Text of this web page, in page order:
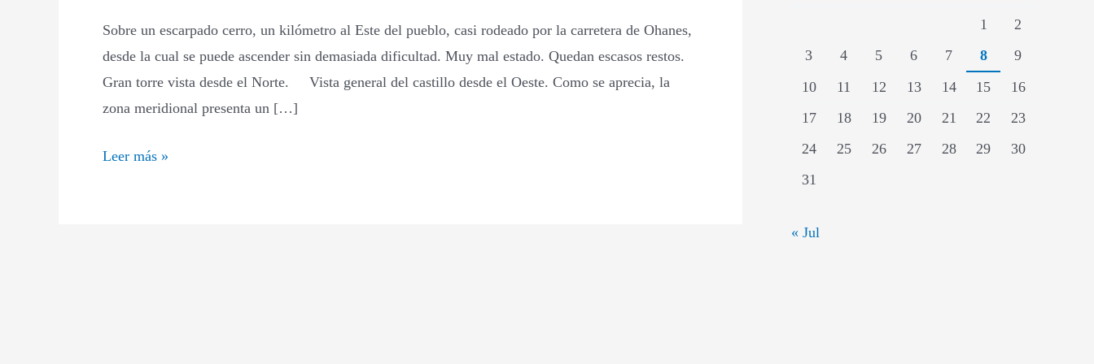
Sobre un escarpado cerro, un kilómetro al Este del pueblo, casi rodeado por la carretera de Ohanes,
desde la cual se puede ascender sin demasiada dificultad. Muy mal estado. Quedan escasos restos.
Gran torre vista desde el Norte. Vista general del castillo desde el Oeste. Como se aprecia, la
zona meridional presenta un […]
Leer más »
1
2
3
4 5 6 7 8
9
10
11 12 13 14 15
16
17
18 19 20 21 22
23
24
25 26 27 28 29
30
31
« Jul